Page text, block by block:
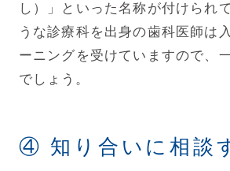
し）」といった名称が付けられ
うな診療科を出身の歯科医師は
ーニングを受けていますので、
でしょう。
④ 知り合いに相談